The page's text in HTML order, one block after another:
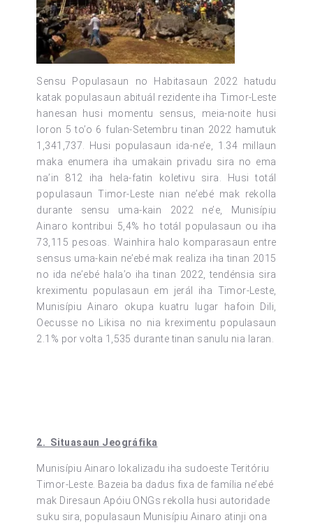
Sensu Populasaun no Habitasaun 2022 hatudu
katak populasaun abituál rezidente iha Timor-Leste
hanesan husi momentu sensus, meia-noite husi
loron 5 to’o 6 fulan-Setembru tinan 2022 hamutuk
1,341,737. Husi populasaun ida-ne’e, 1.34 millaun
maka enumera iha umakain privadu sira no ema
na’in 812 iha hela-fatin koletivu sira. Husi totál
populasaun Timor-Leste nian ne’ebé mak rekolla
durante sensu uma-kain 2022 ne’e, Munisípiu
Ainaro kontribui 5,4% ho totál populasaun ou iha
73,115 pesoas. Wainhira halo komparasaun entre
sensus uma-kain ne’ebé mak realiza iha tinan 2015
no ida ne’ebé hala’o iha tinan 2022, tendénsia sira
kreximentu populasaun em jerál iha Timor-Leste,
Munisípiu Ainaro okupa kuatru lugar hafoin Dili,
Oecusse no Likisa no nia kreximentu populasaun
2.1% por volta 1,535 durante tinan sanulu nia laran.
2. Situasaun Jeográfika
Munisípiu Ainaro lokalizadu iha sudoeste Teritóriu
Timor-Leste. Bazeia ba dadus fixa de família ne’ebé
mak Diresaun Apóiu ONGs rekolla husi autoridade
suku sira, populasaun Munisípiu Ainaro atinji ona